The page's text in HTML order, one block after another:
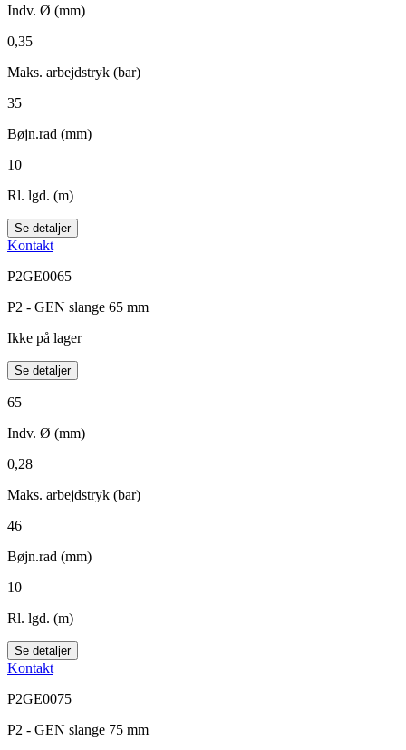
Indv. Ø (mm)
0,35
Maks. arbejdstryk (bar)
35
Bøjn.rad (mm)
10
Rl. lgd. (m)
Se detaljer
Kontakt
P2GE0065
P2 - GEN slange 65 mm
Ikke på lager
Se detaljer
65
Indv. Ø (mm)
0,28
Maks. arbejdstryk (bar)
46
Bøjn.rad (mm)
10
Rl. lgd. (m)
Se detaljer
Kontakt
P2GE0075
P2 - GEN slange 75 mm